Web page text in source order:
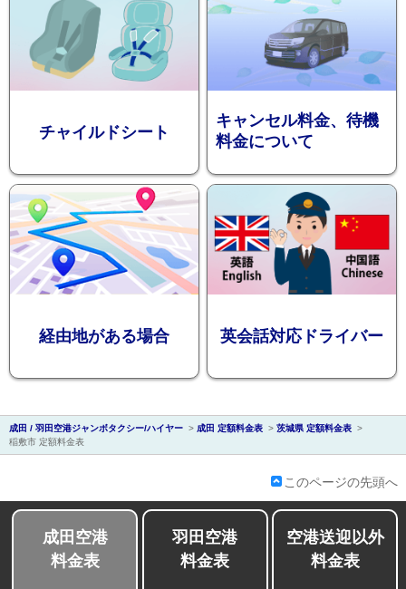
成
田
会社紹介
チャイルドシート
キャンセル料金、待機
料金について
経由地がある場合 英会話対応ドライバー
成田 / 羽田空港ジャンボタクシー/ハイヤー > 成田 定額料金表 > 茨城県 定額料金表 >
稲敷市 定額料金表
このページの先頭へ
成田空港
料金表
羽田空港
料金表
空港送迎以外
料金表